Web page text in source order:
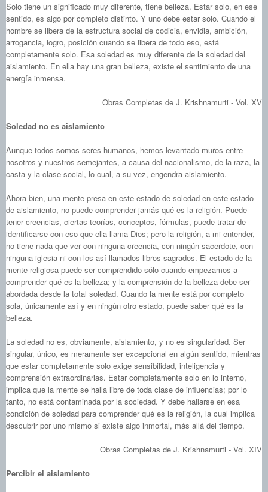
Solo tiene un significado muy diferente, tiene belleza. Estar solo, en ese
sentido, es algo por completo distinto. Y uno debe estar solo. Cuando el
hombre se libera de la estructura social de codicia, envidia, ambición,
arrogancia, logro, posición cuando se libera de todo eso, está
completamente solo. Esa soledad es muy diferente de la soledad del
aislamiento. En ella hay una gran belleza, existe el sentimiento de una
energía inmensa.
Obras Completas de J. Krishnamurti - Vol. XV
Soledad no es aislamiento
Aunque todos somos seres humanos, hemos levantado muros entre
nosotros y nuestros semejantes, a causa del nacionalismo, de la raza, la
casta y la clase social, lo cual, a su vez, engendra aislamiento.
Ahora bien, una mente presa en este estado de soledad en este estado
de aislamiento, no puede comprender jamás qué es la religión. Puede
tener creencias, ciertas teorías, conceptos, fórmulas, puede tratar de
identificarse con eso que ella llama Dios; pero la religión, a mi entender,
no tiene nada que ver con ninguna creencia, con ningún sacerdote, con
ninguna iglesia ni con los así llamados libros sagrados. El estado de la
mente religiosa puede ser comprendido sólo cuando empezamos a
comprender qué es la belleza; y la comprensión de la belleza debe ser
abordada desde la total soledad. Cuando la mente está por completo
sola, únicamente así y en ningún otro estado, puede saber qué es la
belleza.
La soledad no es, obviamente, aislamiento, y no es singularidad. Ser
singular, único, es meramente ser excepcional en algún sentido, mientras
que estar completamente solo exige sensibilidad, inteligencia y
comprensión extraordinarias. Estar completamente solo en lo interno,
implica que la mente se halla libre de toda clase de influencias; por lo
tanto, no está contaminada por la sociedad. Y debe hallarse en esa
condición de soledad para comprender qué es la religión, la cual implica
descubrir por uno mismo si existe algo inmortal, más allá del tiempo.
Obras Completas de J. Krishnamurti - Vol. XIV
Percibir el aislamiento